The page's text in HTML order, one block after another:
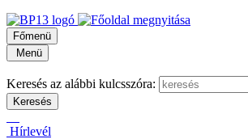
Főmenü
Menü
Keresés az alábbi kulcsszóra:
Hírlevél